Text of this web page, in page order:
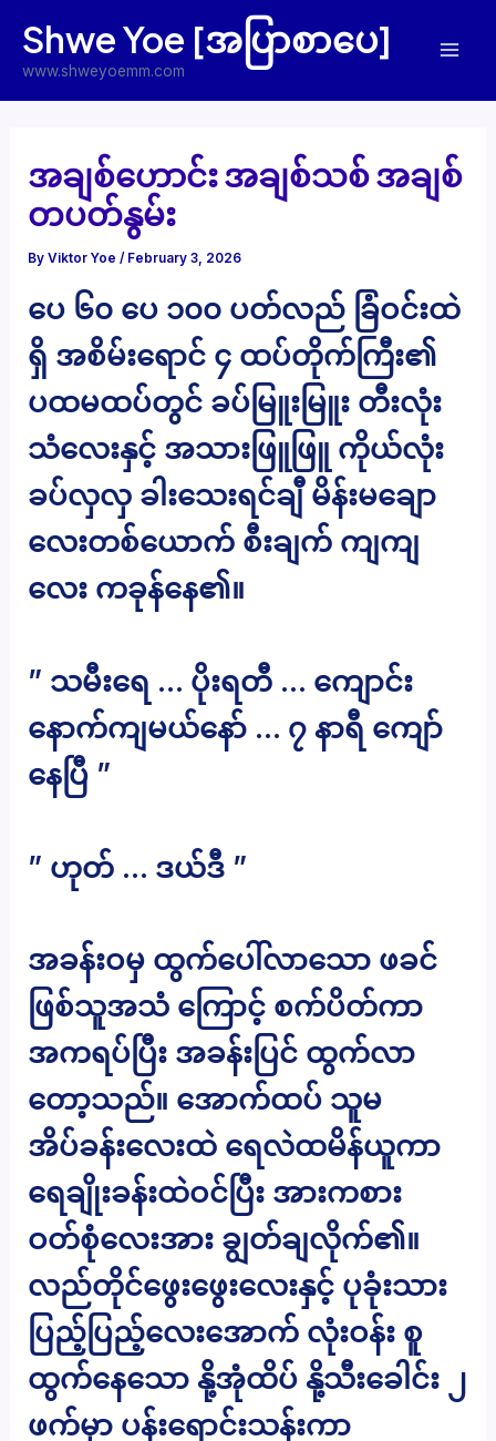
content
Shwe Yoe [အပြာစာပေ]
www.shweyoemm.com
အချစ်ဟောင်း အချစ်သစ် အချစ်
တပတ်နွမ်း
ByViktor Yoe/ February 3, 2026
ပေ ၆၀ ပေ ၁၀၀ ပတ်လည် ခြံဝင်းထဲ
ရှိ အစိမ်းရောင် ၄ ထပ်တိုက်ကြီး၏
ပထမထပ်တွင် ခပ်မြူးမြူး တီးလုံး
သံလေးနှင့် အသားဖြူဖြူ ကိုယ်လုံး
ခပ်လှလှ ခါးသေးရင်ချီ မိန်းမချော
လေးတစ်ယောက် စီးချက် ကျကျ
လေး ကခုန်နေ၏။
” သမီးရေ … ပိုးရတီ … ကျောင်း
နောက်ကျမယ်နော် … ၇ နာရီ ကျော်
နေပြီ ”
” ဟုတ် … ဒယ်ဒီ ”
အခန်းဝမှ ထွက်ပေါ်လာသော ဖခင်
ဖြစ်သူအသံ ကြောင့် စက်ပိတ်ကာ
အကရပ်ပြီး အခန်းပြင် ထွက်လာ
တော့သည်။ အောက်ထပ် သူမ
အိပ်ခန်းလေးထဲ ရေလဲထမိန်ယူကာ
ရေချိုးခန်းထဲဝင်ပြီး အားကစား
ဝတ်စုံလေးအား ချွတ်ချလိုက်၏။
လည်တိုင်ဖွေးဖွေးလေးနှင့် ပုခုံးသား
ပြည့်ပြည့်လေးအောက် လုံးဝန်း စူ
ထွက်နေသော နို့အုံထိပ် နို့သီးခေါင်း ၂
ဖက်မှာ ပန်းရောင်းသန်းကာ